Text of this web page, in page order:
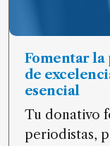
Fomentar
de
esencial
Tu donativo
periodistas,